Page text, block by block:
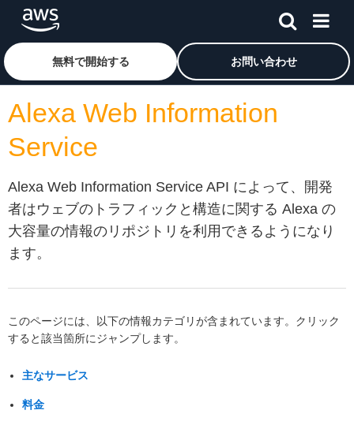
メインコンテンツに移動
アマゾン ウェブ サービスのホームページに戻るには、こ
無料で開始する お問い合わせ
Alexa Web Information
Service
Alexa Web Information Service API によって、開発
者はウェブのトラフィックと構造に関する Alexa の
大容量の情報のリポジトリを利用できるようになり
ます。
このページには、以下の情報カテゴリが含まれています。クリック
すると該当箇所にジャンプします。
主なサービス
料金